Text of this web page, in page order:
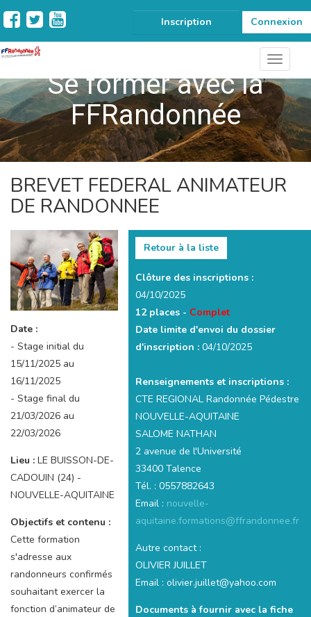
Inscription Connexion
Se former avec la
FFRandonnée
BREVET FEDERAL ANIMATEUR
DE RANDONNEE
Date :
- Stage initial du
15/11/2025 au
16/11/2025
- Stage final du
21/03/2026 au
22/03/2026
Lieu : LE BUISSON-DE-
CADOUIN (24) -
NOUVELLE-AQUITAINE
Objectifs et contenu :
Cette formation
s'adresse aux
randonneurs confirmés
souhaitant exercer la
fonction d’animateur de
Retour à la liste
Clôture des inscriptions :
04/10/2025
12 places - Complet
Date limite d'envoi du dossier
d'inscription : 04/10/2025
Renseignements et inscriptions :
CTE REGIONAL Randonnée Pédestre
NOUVELLE-AQUITAINE
SALOME NATHAN
2 avenue de l'Université
33400 Talence
Tél. : 0557882643
Email : nouvelle-
aquitaine.formations@ffrandonnee.fr
Autre contact :
OLIVIER JUILLET
Email : olivier.juillet@yahoo.com
Documents à fournir avec la fiche